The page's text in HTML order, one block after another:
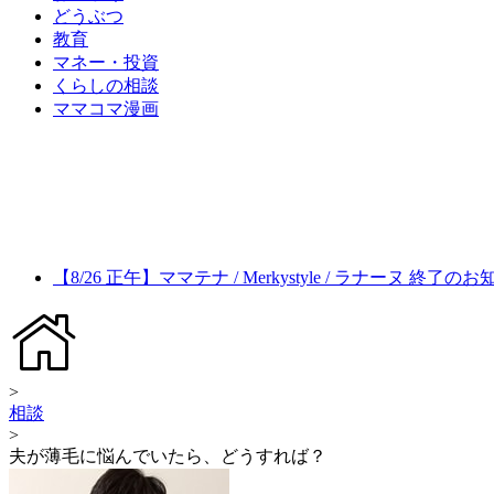
どうぶつ
教育
マネー・投資
くらしの相談
ママコマ漫画
【8/26 正午】ママテナ / Merkystyle / ラナーヌ 終了のお
>
相談
>
夫が薄毛に悩んでいたら、どうすれば？